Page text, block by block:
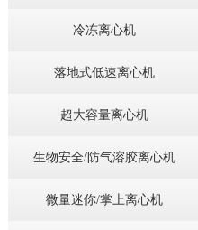
冷冻离心机
落地式低速离心机
超大容量离心机
生物安全/防气溶胶离心机
微量迷你/掌上离心机